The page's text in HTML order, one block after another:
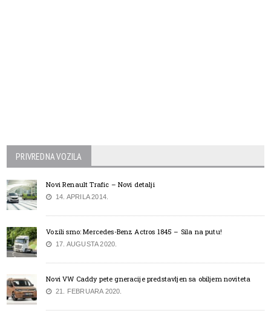
PRIVREDNA VOZILA
Novi Renault Trafic – Novi detalji
14. APRILA 2014.
Vozili smo: Mercedes-Benz Actros 1845 – Sila na putu!
17. AUGUSTA 2020.
Novi VW Caddy pete gneracije predstavljen sa obiljem noviteta
21. FEBRUARA 2020.